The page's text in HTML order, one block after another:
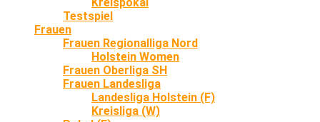
Testspiel
Frauen
Frauen Regionalliga Nord
Holstein Women
Frauen Oberliga SH
Frauen Landesliga
Landesliga Holstein (F)
Kreisliga (W)